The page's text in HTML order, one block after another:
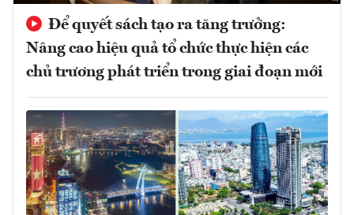
Để quyết sách tạo ra tăng trưởng:
Nâng cao hiệu quả tổ chức thực hiện các
chủ trương phát triển trong giai đoạn mới